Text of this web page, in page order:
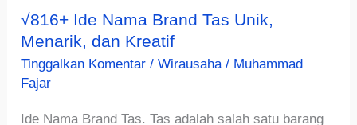
√816+ Ide Nama Brand Tas Unik,
Menarik, dan Kreatif
Tinggalkan Komentar /Wirausaha/ Muhammad
Fajar
Ide Nama Brand Tas. Tas adalah salah satu barang